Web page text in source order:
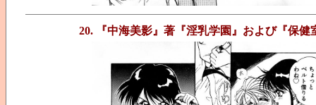
20. 『中海美影』著『淫乳学園』および『保健